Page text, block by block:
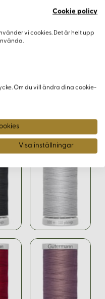
Sömnad
pålitlighet inom
uppfyller de högsta
projekt som kräver det
utmärkt val.
Cookie policy
vi cookies. Det är helt upp
Om du vill ändra dina cookie-
Visa inställningar